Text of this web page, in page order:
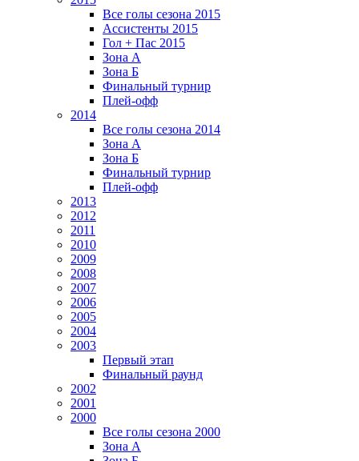
Все голы сезона 2015
Ассистенты 2015
Гол + Пас 2015
Зона А
Зона Б
Финальный турнир
Плей-офф
2014
Все голы сезона 2014
Зона А
Зона Б
Финальный турнир
Плей-офф
2013
2012
2011
2010
2009
2008
2007
2006
2005
2004
2003
Первый этап
Финальный раунд
2002
2001
2000
Все голы сезона 2000
Зона А